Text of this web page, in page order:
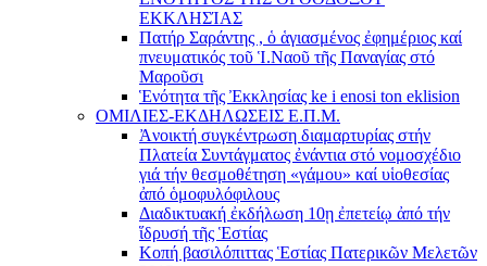
ΕΚΚΛΗΣΊΑΣ
Πατήρ Σαράντης , ὁ ἁγιασμένος ἐφημέριος καί
πνευματικός τοῦ Ἱ.Ναοῦ τῆς Παναγίας στό
Μαροῦσι
Ἑνότητα τῆς Ἐκκλησίας ke i enosi ton eklision
ΟΜΙΛΙΕΣ-ΕΚΔΗΛΩΣΕΙΣ Ε.Π.Μ.
Ἀνοικτή συγκέντρωση διαμαρτυρίας στήν
Πλατεία Συντάγματος ἐνάντια στό νομοσχέδιο
γιά τήν θεσμοθέτηση «γάμου» καί υἱοθεσίας
ἀπό ὁμοφυλόφιλους
Διαδικτυακή ἐκδήλωση 10ῃ ἐπετείῳ ἀπό τήν
ἵδρυσή τῆς Ἑστίας
Κοπή βασιλόπιττας Ἑστίας Πατερικῶν Μελετῶν